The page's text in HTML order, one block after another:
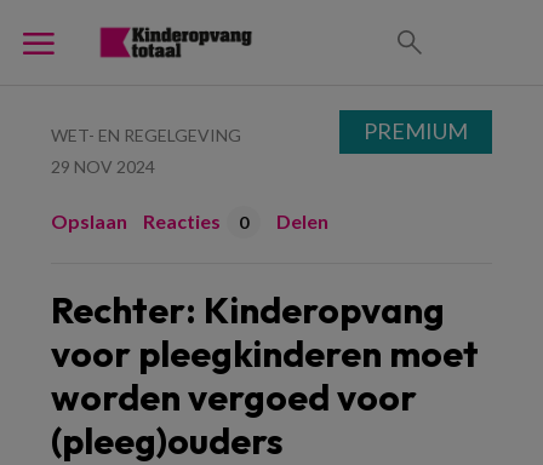
WET- EN REGELGEVING
29 NOV 2024
Opslaan Reacties 0 Delen
Rechter: Kinderopvang
voor pleegkinderen moet
worden vergoed voor
(pleeg)ouders
PREMIUM